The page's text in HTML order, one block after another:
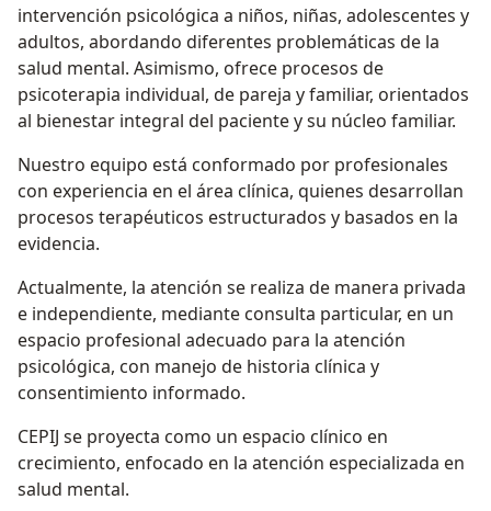
intervención psicológica a niños, niñas, adolescentes y
adultos, abordando diferentes problemáticas de la
salud mental. Asimismo, ofrece procesos de
psicoterapia individual, de pareja y familiar, orientados
al bienestar integral del paciente y su núcleo familiar.
Nuestro equipo está conformado por profesionales
con experiencia en el área clínica, quienes desarrollan
procesos terapéuticos estructurados y basados en la
evidencia.
Actualmente, la atención se realiza de manera privada
e independiente, mediante consulta particular, en un
espacio profesional adecuado para la atención
psicológica, con manejo de historia clínica y
consentimiento informado.
CEPIJ se proyecta como un espacio clínico en
crecimiento, enfocado en la atención especializada en
salud mental.